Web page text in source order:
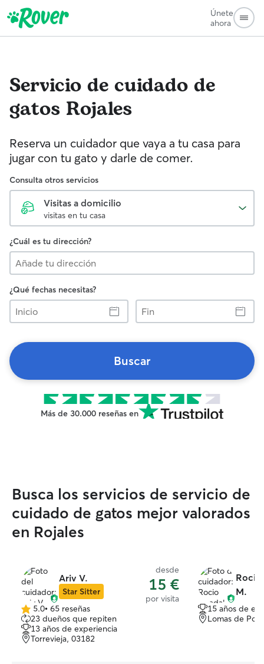
Únete
ahora
Servicio de cuidado de
gatos Rojales
Reserva un cuidador que vaya a tu casa para
jugar con tu gato y darle de comer.
Consulta otros servicios
Visitas a domicilio
visitas en tu casa
¿Cuál es tu dirección?
¿Qué fechas necesitas?
Inicio
Fin
Buscar
Más de 30.000 reseñas en
Busca los servicios de servicio de
cuidado de gatos mejor valorados
en Rojales
Ariv V.
Star Sitter
desde
15 €
por visita
5.0
de
5
estrellas
5.0• 65 reseñas
23 dueños que repiten
13 años de experiencia
Torrevieja, 03182
Rocio
M.
15 años de
Lomas de